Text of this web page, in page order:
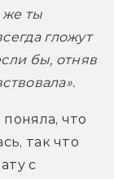
же ты
гложут
бы, отняв
что
так что
с